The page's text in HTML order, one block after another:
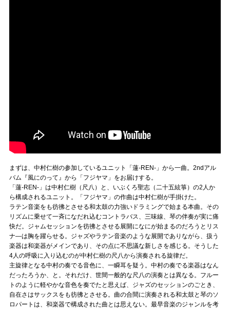
まずは、中村仁樹の参加しているユニット「蓮-REN-」から一曲。2ndアル
バム『風にのって』から「フジヤマ」をお届けする。
「蓮-REN-」は中村仁樹（尺八）と、いぶくろ聖志（二十五絃箏）の2人か
ら構成されるユニット。「フジヤマ」の作曲は中村仁樹が手掛けた。
ラテン音楽をも彷彿とさせる和太鼓の力強いドラミングで始まる本曲。その
リズムに乗せて一斉になだれ込むコントラバス、三味線、琴の伴奏が実に痛
快だ。ジャムセッションを彷彿とさせる展開になにが始まるのだろうとリス
ナ―は胸を躍らせる。ジャズやラテン音楽のような展開でありながら、扱う
楽器は和楽器がメインであり、その点に不思議な新しさを感じる。そうした
4人の呼吸に入り込むのが中村仁樹の尺八から演奏される旋律だ。
主旋律となる中村の奏でる音色に、一瞬耳を疑う。中村の奏でる楽器はなん
だったろうか、と。それだけ、世間一般的な尺八の演奏とは異なる。フルー
トのように軽やかな音色を奏でたと思えば、ジャズのセッションのごとき、
自在さはサックスをも彷彿とさせる。曲の合間に演奏される和太鼓と琴のソ
ロパートは、和楽器で構成された曲とは思えない。最早音楽のジャンルを考